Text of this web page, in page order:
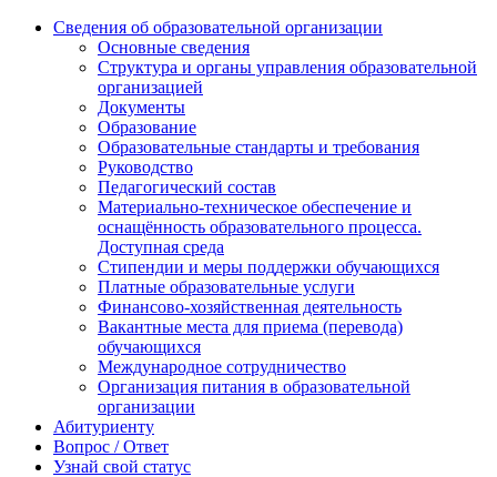
Сведения об образовательной организации
Основные сведения
Структура и органы управления образовательной
организацией
Документы
Образование
Образовательные стандарты и требования
Руководство
Педагогический состав
Материально-техническое обеспечение и
оснащённость образовательного процесса.
Доступная среда
Стипендии и меры поддержки обучающихся
Платные образовательные услуги
Финансово-хозяйственная деятельность
Вакантные места для приема (перевода)
обучающихся
Международное сотрудничество
Организация питания в образовательной
организации
Абитуриенту
Вопрос / Ответ
Узнай свой статус